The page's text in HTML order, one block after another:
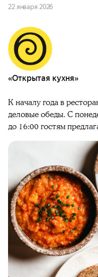
22 января 2026
«Открытая кухня»
К началу года в
деловые обеды. С
до 16:00 гостям